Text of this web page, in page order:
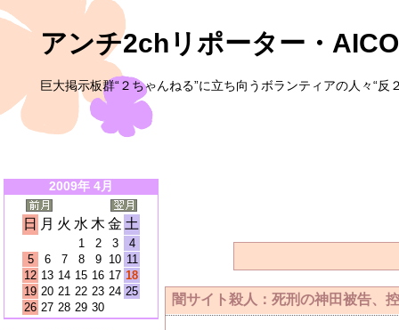
アンチ2chリポーター・AICO
巨大掲示板群“２ちゃんねる”に立ち向うボランティアの人々“
2009年 4月
日 月 火 水 木 金 土
1 2 3
4
5
6 7 8 9 10 11
12 13 14 15 16 17 18
19 20 21 22 23 24 25
26 27 28 29 30
闇サイト殺人：死刑の神田被告、